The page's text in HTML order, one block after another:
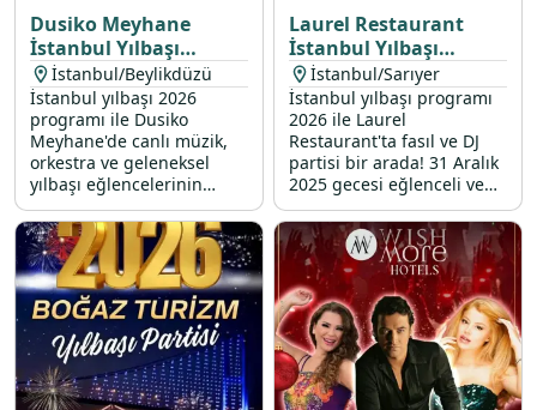
Dusiko Meyhane
İstanbul Yılbaşı
Programı 2026
İstanbul/Beylikdüzü
İstanbul yılbaşı 2026
programı ile Dusiko
Meyhane'de canlı müzik,
orkestra ve geleneksel
yılbaşı eğlencelerinin
vazgeçilmezi dansöz
performansıyla, sabahın
ilk ışıklarına kadar sürecek
bir eğlenceye davetlisiniz.
Laurel Restaurant
İstanbul Yılbaşı
Programı 2026
İstanbul/Sarıyer
İstanbul yılbaşı programı
2026 ile Laurel
Restaurant'ta fasıl ve DJ
partisi bir arada! 31 Aralık
2025 gecesi eğlenceli ve
lezzet şöleni ile dolu bir
programda yeriniz almak
için hemen rezervasyon
yapın.